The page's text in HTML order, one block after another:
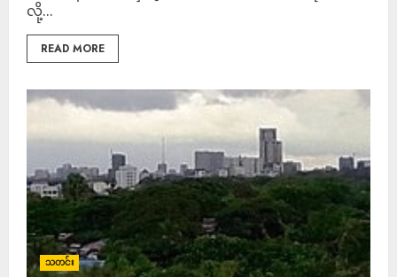
လို့...
READ MORE
သတင်း